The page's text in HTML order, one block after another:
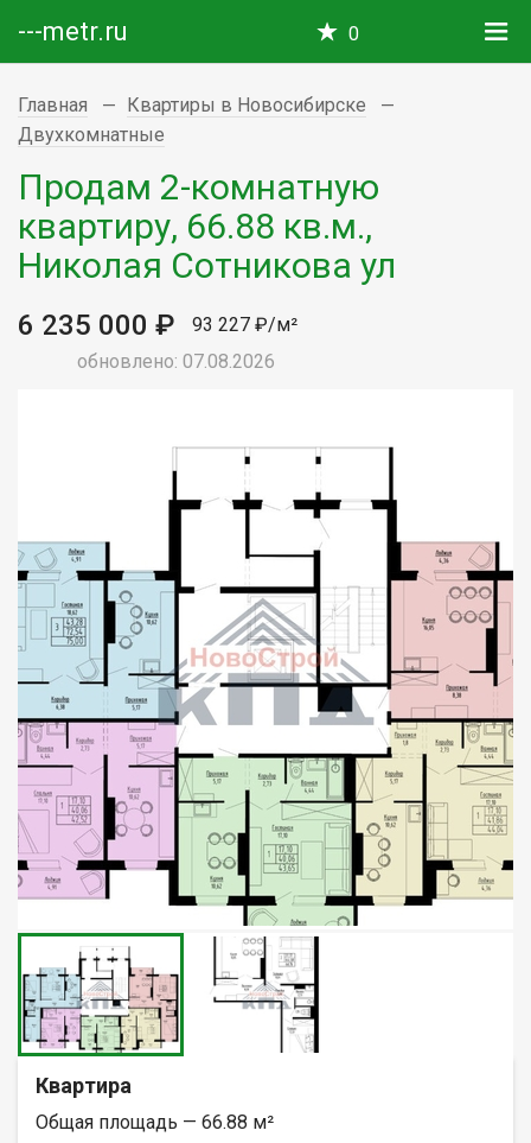
---metr.ru 0
Главная
Квартиры в Новосибирске
Двухкомнатные
Продам 2-комнатную
квартиру, 66.88 кв.м.,
Николая Сотникова ул
6 235 000 ₽
93 227 ₽/м²
обновлено: 07.08.2026
Квартира
Общая площадь — 66.88 м²